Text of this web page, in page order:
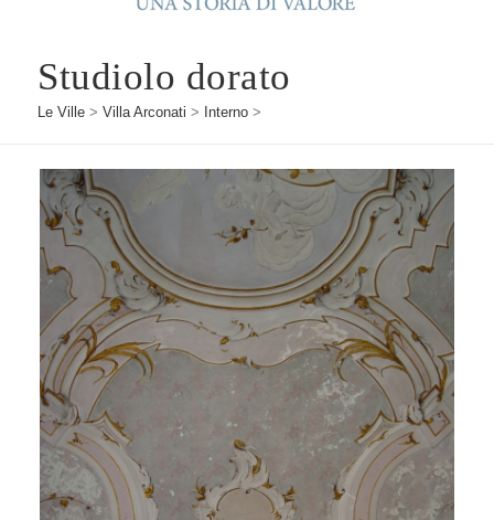
Studiolo dorato
Le Ville >Villa Arconati > Interno >